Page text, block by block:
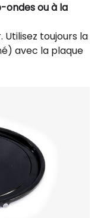
ondes ou à la
toujours la
avec la plaque